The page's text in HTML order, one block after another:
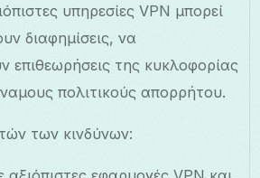
υπηρεσίες VPN μπορεί
διαφημίσεις, να
επιθεωρήσεις της κυκλοφορίας
πολιτικούς απορρήτου.
των κινδύνων: